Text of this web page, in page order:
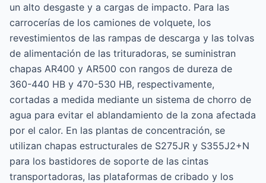
un alto desgaste y a cargas de impacto. Para las
carrocerías de los camiones de volquete, los
revestimientos de las rampas de descarga y las tolvas
de alimentación de las trituradoras, se suministran
chapas AR400 y AR500 con rangos de dureza de
360-440 HB y 470-530 HB, respectivamente,
cortadas a medida mediante un sistema de chorro de
agua para evitar el ablandamiento de la zona afectada
por el calor. En las plantas de concentración, se
utilizan chapas estructurales de S275JR y S355J2+N
para los bastidores de soporte de las cintas
transportadoras, las plataformas de cribado y los